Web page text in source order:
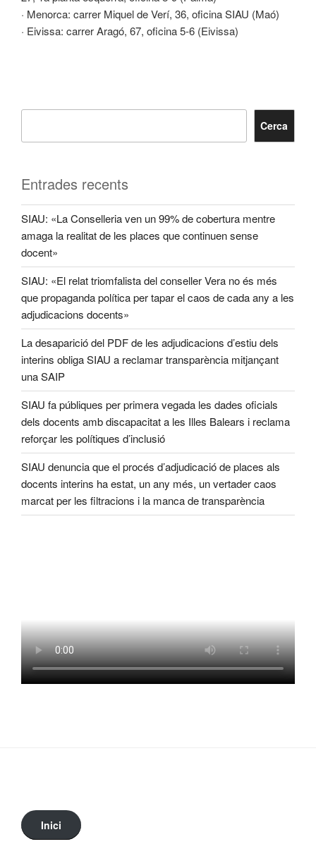
· Menorca: carrer Miquel de Verí, 36, oficina SIAU (Maó)
· Eivissa: carrer Aragó, 67, oficina 5-6 (Eivissa)
Cerca
Entrades recents
SIAU: «La Conselleria ven un 99% de cobertura mentre
amaga la realitat de les places que continuen sense
docent»
SIAU: «El relat triomfalista del conseller Vera no és més
que propaganda política per tapar el caos de cada any a les
adjudicacions docents»
La desaparició del PDF de les adjudicacions d’estiu dels
interins obliga SIAU a reclamar transparència mitjançant
una SAIP
SIAU fa públiques per primera vegada les dades oficials
dels docents amb discapacitat a les Illes Balears i reclama
reforçar les polítiques d’inclusió
SIAU denuncia que el procés d’adjudicació de places als
docents interins ha estat, un any més, un vertader caos
marcat per les filtracions i la manca de transparència
Inici